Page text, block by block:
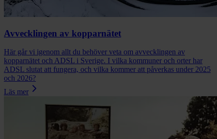
Avvecklingen av kopparnätet
Här går vi igenom allt du behöver veta om avvecklingen av
kopparnätet och ADSL i Sverige. I vilka kommuner och orter har
ADSL slutat att fungera, och vilka kommer att påverkas under 2025
och 2026?
Läs mer